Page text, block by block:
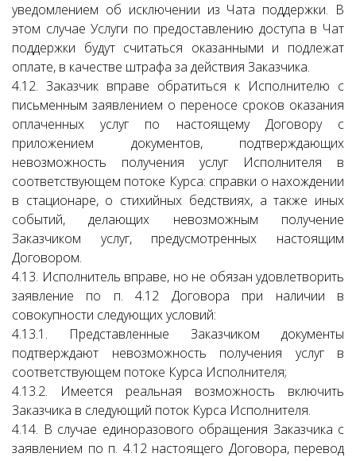
уведомлением об исключении из Чата поддержки. В
этом случае Услуги по предоставлению доступа в Чат
поддержки будут считаться оказанными и подлежат
оплате, в качестве штрафа за действия Заказчика.
4.12. Заказчик вправе обратиться к Исполнителю с
письменным заявлением о переносе сроков оказания
оплаченных услуг по настоящему Договору с
приложением документов, подтверждающих
невозможность получения услуг Исполнителя в
соответствующем потоке Курса: справки о нахождении
в стационаре, о стихийных бедствиях, а также иных
событий, делающих невозможным получение
Заказчиком услуг, предусмотренных настоящим
Договором.
4.13. Исполнитель вправе, но не обязан удовлетворить
заявление по п. 4.12 Договора при наличии в
совокупности следующих условий:
4.13.1. Представленные Заказчиком документы
подтверждают невозможность получения услуг в
соответствующем потоке Курса Исполнителя;
4.13.2. Имеется реальная возможность включить
Заказчика в следующий поток Курса Исполнителя.
4.14. В случае единоразового обращения Заказчика с
заявлением по п. 4.12 настоящего Договора, перевод